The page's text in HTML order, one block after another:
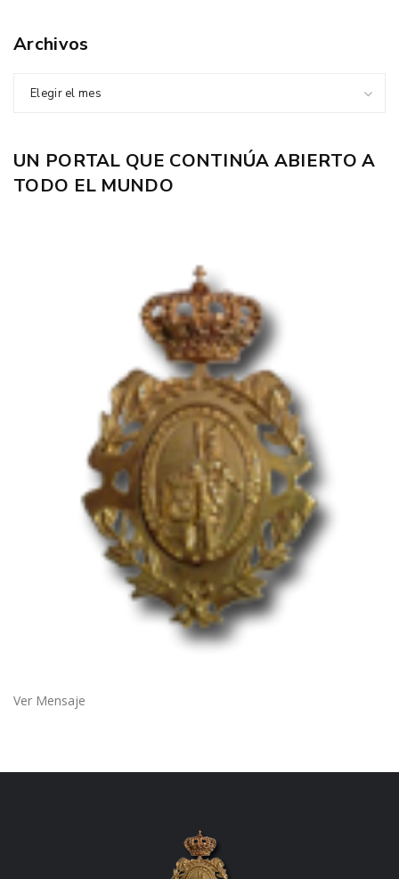
Archivos
Elegir el mes
UN PORTAL QUE CONTINÚA ABIERTO A
TODO EL MUNDO
Ver Mensaje